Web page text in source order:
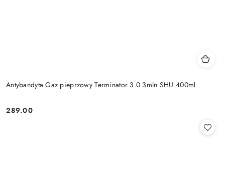
Antybandyta Gaz pieprzowy Terminator 3.0 3mln SHU 400ml
Cena:
289.00